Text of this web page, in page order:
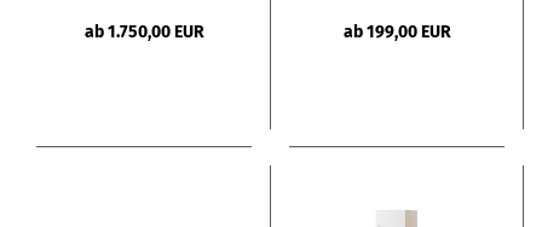
ab 1.750,00 EUR
ab 199,00 EUR